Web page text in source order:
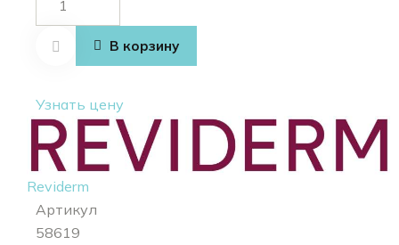
Body nutri
rich care
В корзину
Узнать цену
Reviderm
Артикул
58619